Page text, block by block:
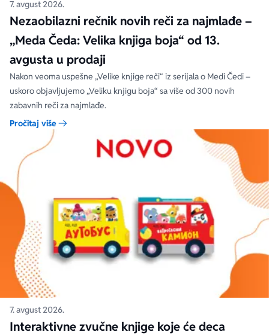
7. avgust 2026.
Nezaobilazni rečnik novih reči za najmlađe –
„Meda Čeda: Velika knjiga boja“ od 13.
avgusta u prodaji
Nakon veoma uspešne „Velike knjige reči“ iz serijala o Medi Čedi –
uskoro objavljujemo „Veliku knjigu boja“ sa više od 300 novih
zabavnih reči za najmlađe.
Pročitaj više
7. avgust 2026.
Interaktivne zvučne knjige koje će deca